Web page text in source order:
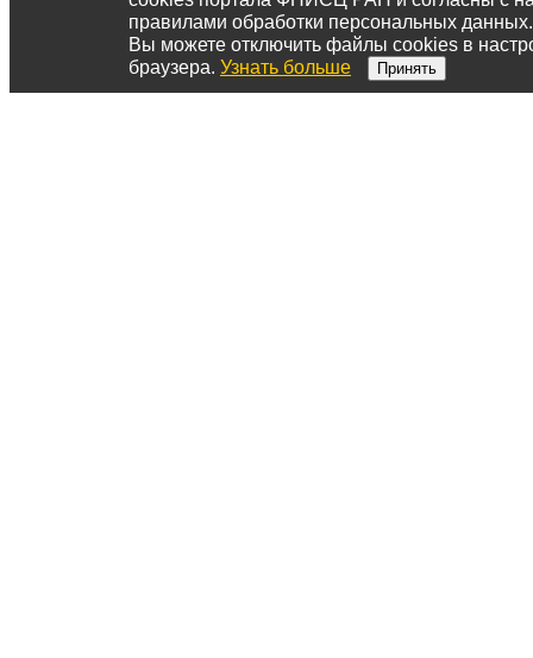
правилами обработки персональных данных.
Вы можете отключить файлы cookies в
браузера. Узнать больше Принять